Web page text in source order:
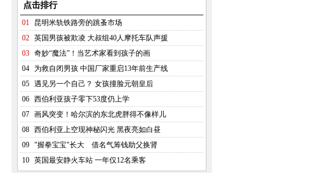
点击排行
01
昆明米轨铁路旁的跳蚤市场
02 英国男孩被欺凌 大叔组40人摩托车队声援
03 奇妙“魔法”！当艺术家看到孩子的画
04
为救自闭男孩 中国厂家重启13年前生产线
05 遇见另一个自己？ 女孩撞脸元朝皇后
06 西伯利亚孩子零下53度仍上学
07 画风突变！哈尔滨的东北虎胖得不像样儿
08 西伯利亚上空现神秘闪光 黑夜亮如白昼
09 "握拳宝宝"长大 借名气筹钱助父换肾
10 英国最安静火车站 一年仅12名乘客